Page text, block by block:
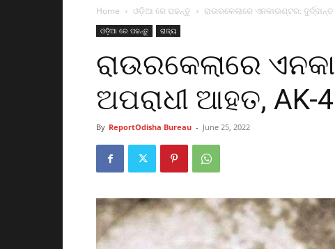
Home ଓଡ଼ିଆ ରେ ପଢନ୍ତୁ ରାଉରକେଲାରେ ଏନକାଉଣ୍ଟର:
ଓଡ଼ିଆ ରେ ପଢନ୍ତୁ ରାଜ୍ୟ
ରାଉରକେଲାରେ
ଅପରାଧୀ ଆହତ, AK-
By ReportOdisha Bureau - June 25, 2022